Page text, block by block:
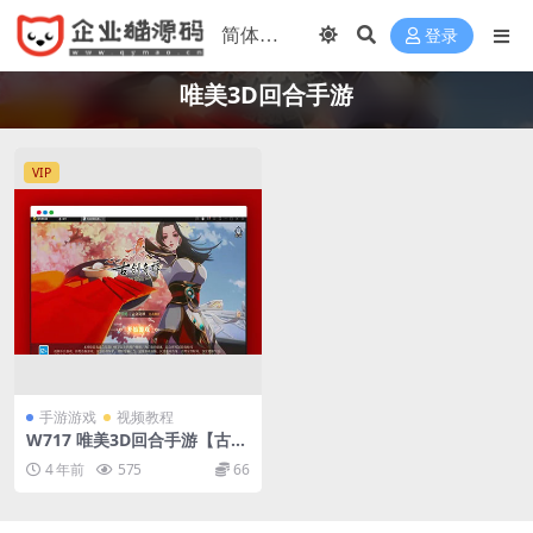
登录
唯美3D回合手游
VIP
手游游戏 视频教程
W717 唯美3D回合手游【古剑
奇谭木语人】最新整理Linux
手工服务端+运营后台+CDK授
4 年前 575 66